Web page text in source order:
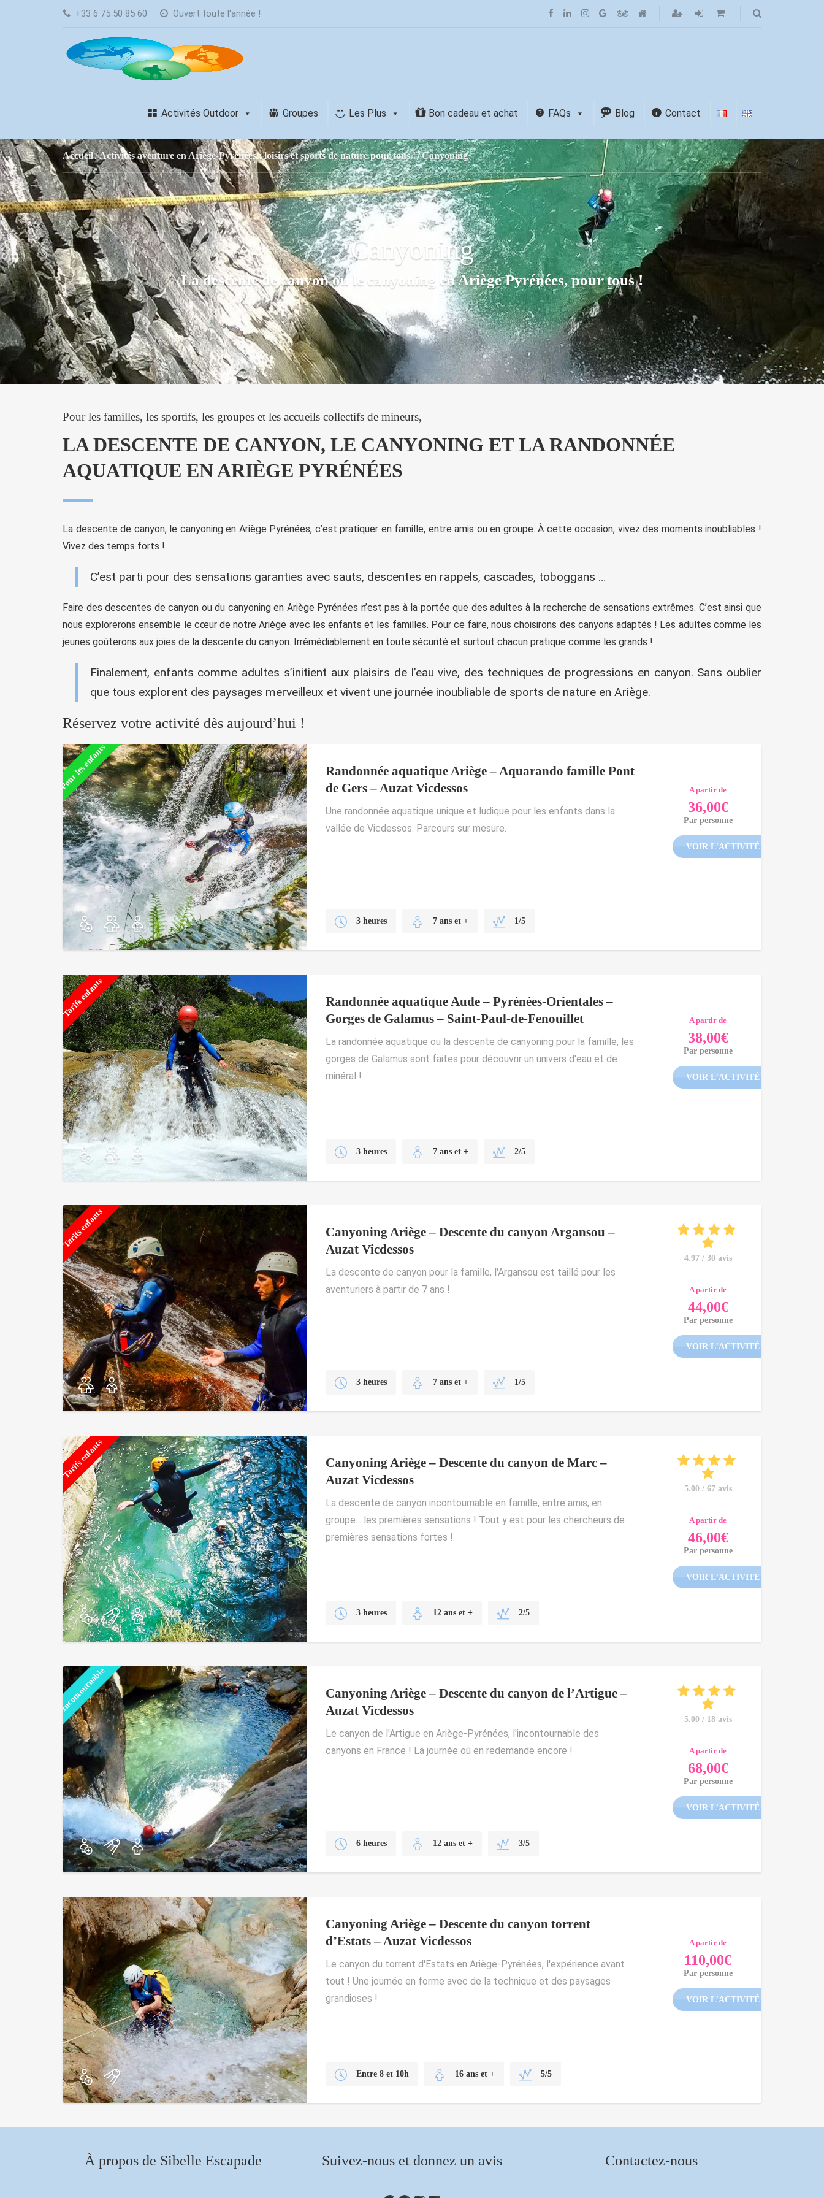
+33 6 75 50 85 60 Ouvert toute l'année !
Activités Outdoor Groupes Les Plus Bon cadeau et achat FAQs Blog Contact
Accueil Activités aventure en Ariège-Pyrénées : loisirs et sports de nature pour tous ! Canyoning
Canyoning
La descente de canyon ou le canyoning en Ariège Pyrénées, pour tous !
Pour les familles, les sportifs, les groupes et les accueils collectifs de mineurs,
LA DESCENTE DE CANYON, LE CANYONING ET LA RANDONNÉE
AQUATIQUE EN ARIÈGE PYRÉNÉES
La descente de canyon, le canyoning en Ariège Pyrénées, c’est pratiquer en famille, entre amis ou en groupe. À cette occasion, vivez des moments inoubliables !
Vivez des temps forts !
C’est parti pour des sensations garanties avec sauts, descentes en rappels, cascades, toboggans …
Faire des descentes de canyon ou du canyoning en Ariège Pyrénées n’est pas à la portée que des adultes à la recherche de sensations extrêmes. C’est ainsi que
nous explorerons ensemble le cœur de notre Ariège avec les enfants et les familles. Pour ce faire, nous choisirons des canyons adaptés ! Les adultes comme les
jeunes goûterons aux joies de la descente du canyon. Irrémédiablement en toute sécurité et surtout chacun pratique comme les grands !
Finalement, enfants comme adultes s’initient aux plaisirs de l’eau vive, des techniques de progressions en canyon. Sans oublier
que tous explorent des paysages merveilleux et vivent une journée inoubliable de sports de nature en Ariège.
Réservez votre activité dès aujourd’hui !
Pour les enfants
Randonnée aquatique Ariège – Aquarando famille Pont
de Gers – Auzat Vicdessos
Une randonnée aquatique unique et ludique pour les enfants dans la
vallée de Vicdessos. Parcours sur mesure.
A partir de
36,00€
Par personne
VOIR L'ACTIVITÉ
3 heures 7 ans et + 1/5
Tarifs enfants
Randonnée aquatique Aude – Pyrénées-Orientales –
Gorges de Galamus – Saint-Paul-de-Fenouillet
La randonnée aquatique ou la descente de canyoning pour la famille, les
gorges de Galamus sont faites pour découvrir un univers d'eau et de
minéral !
A partir de
38,00€
Par personne
VOIR L'ACTIVITÉ
3 heures 7 ans et + 2/5
Tarifs enfants
Canyoning Ariège – Descente du canyon Argansou –
Auzat Vicdessos
La descente de canyon pour la famille, l'Argansou est taillé pour les
aventuriers à partir de 7 ans !
4.97 / 30 avis
A partir de
44,00€
Par personne
VOIR L'ACTIVITÉ
3 heures 7 ans et + 1/5
Tarifs enfants
Canyoning Ariège – Descente du canyon de Marc –
Auzat Vicdessos
La descente de canyon incontournable en famille, entre amis, en
groupe... les premières sensations ! Tout y est pour les chercheurs de
premières sensations fortes !
5.00 / 67 avis
A partir de
46,00€
Par personne
VOIR L'ACTIVITÉ
3 heures 12 ans et + 2/5
Incontournable
Canyoning Ariège – Descente du canyon de l’Artigue –
Auzat Vicdessos
Le canyon de l'Artigue en Ariège-Pyrénées, l'incontournable des
canyons en France ! La journée où en redemande encore !
5.00 / 18 avis
A partir de
68,00€
Par personne
VOIR L'ACTIVITÉ
6 heures 12 ans et + 3/5
Canyoning Ariège – Descente du canyon torrent
d’Estats – Auzat Vicdessos
Le canyon du torrent d'Estats en Ariège-Pyrénées, l'expérience avant
tout ! Une journée en forme avec de la technique et des paysages
grandioses !
A partir de
110,00€
Par personne
VOIR L'ACTIVITÉ
Entre 8 et 10h 16 ans et + 5/5
À propos de Sibelle Escapade Suivez-nous et donnez un avis Contactez-nous